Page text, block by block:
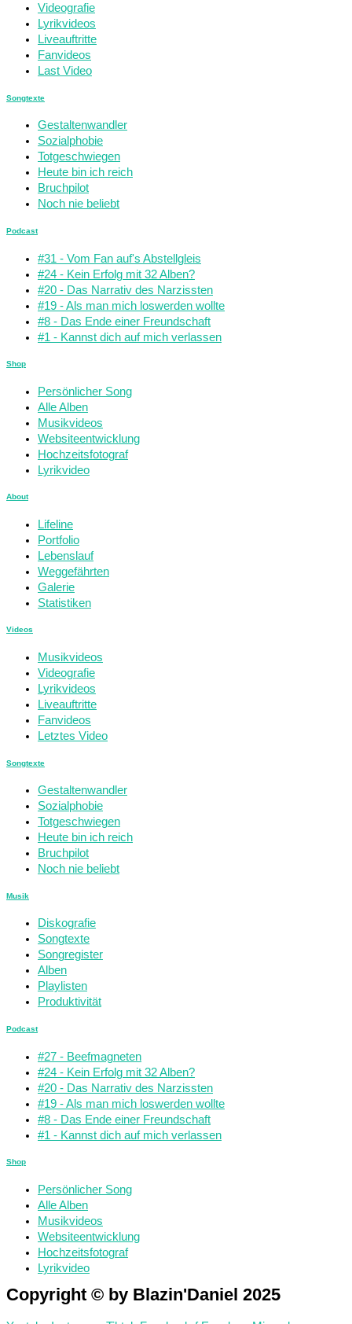
Videografie
Lyrikvideos
Liveauftritte
Fanvideos
Last Video
Songtexte
Gestaltenwandler
Sozialphobie
Totgeschwiegen
Heute bin ich reich
Bruchpilot
Noch nie beliebt
Podcast
#31 - Vom Fan auf's Abstellgleis
#24 - Kein Erfolg mit 32 Alben?
#20 - Das Narrativ des Narzissten
#19 - Als man mich loswerden wollte
#8 - Das Ende einer Freundschaft
#1 - Kannst dich auf mich verlassen
Shop
Persönlicher Song
Alle Alben
Musikvideos
Websiteentwicklung
Hochzeitsfotograf
Lyrikvideo
About
Lifeline
Portfolio
Lebenslauf
Weggefährten
Galerie
Statistiken
Videos
Musikvideos
Videografie
Lyrikvideos
Liveauftritte
Fanvideos
Letztes Video
Songtexte
Gestaltenwandler
Sozialphobie
Totgeschwiegen
Heute bin ich reich
Bruchpilot
Noch nie beliebt
Musik
Diskografie
Songtexte
Songregister
Alben
Playlisten
Produktivität
Podcast
#27 - Beefmagneten
#24 - Kein Erfolg mit 32 Alben?
#20 - Das Narrativ des Narzissten
#19 - Als man mich loswerden wollte
#8 - Das Ende einer Freundschaft
#1 - Kannst dich auf mich verlassen
Shop
Persönlicher Song
Alle Alben
Musikvideos
Websiteentwicklung
Hochzeitsfotograf
Lyrikvideo
Copyright © by Blazin'Daniel 2025